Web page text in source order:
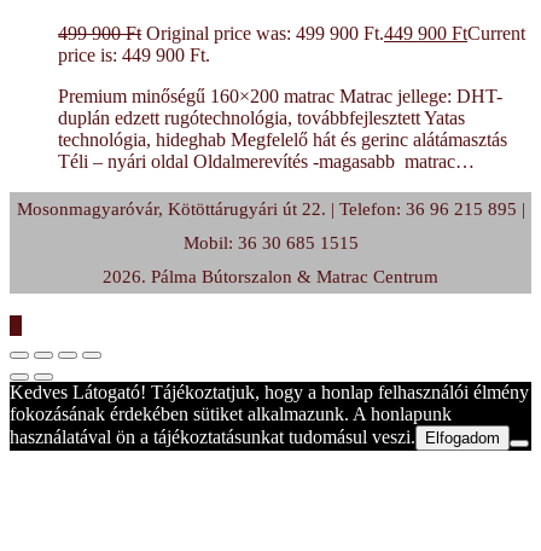
499 900Ft Original price was: 499 900 Ft.449 900 FtCurrent
price is: 449 900 Ft.
Premium minőségű 160×200 matrac Matrac jellege: DHT-
duplán edzett rugótechnológia, továbbfejlesztett Yatas
technológia, hideghab Megfelelő hát és gerinc alátámasztás
Téli – nyári oldal Oldalmerevítés -magasabb matrac…
Mosonmagyaróvár, Kötöttárugyári út 22. | Telefon: 36 96 215 895 |
Mobil: 36 30 685 1515
2026. Pálma Bútorszalon & Matrac Centrum
Kedves Látogató! Tájékoztatjuk, hogy a honlap felhasználói élmény
fokozásának érdekében sütiket alkalmazunk. A honlapunk
használatával ön a tájékoztatásunkat tudomásul veszi.
Elfogadom